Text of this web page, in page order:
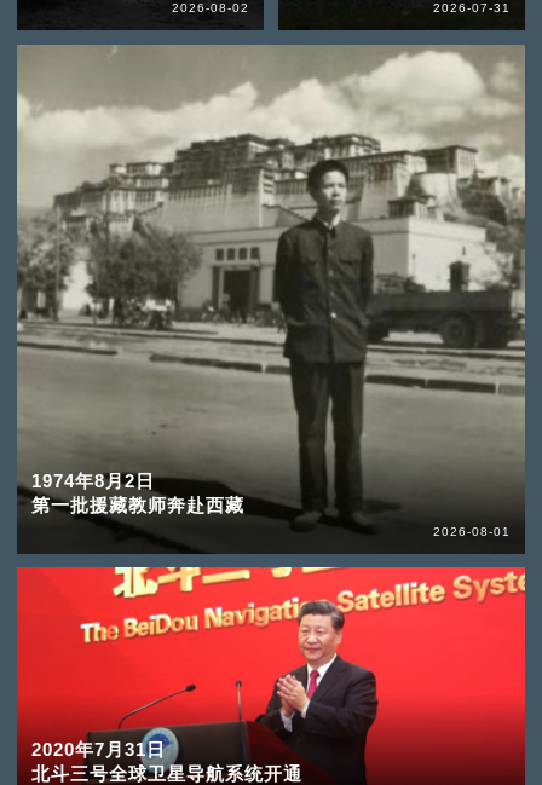
2026-08-02
1974年8月2日
第一批援藏教师奔赴西藏
2026-08-01
2026-07-31
2020年7月31日
北斗三号全球卫星导航系统开通